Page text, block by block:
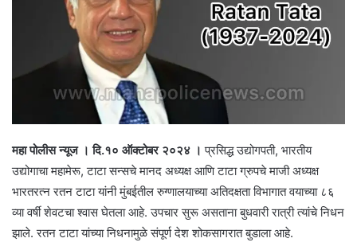
महा पोलीस न्यूज । दि.१० ऑक्टोबर २०२४ । प्रसिद्ध उद्योगपती, भारतीय
उद्योगाचा महामेरू, टाटा सन्सचे मानद अध्यक्ष आणि टाटा ग्रुपचे माजी अध्यक्ष
भारतरत्न रतन टाटा यांनी मुंबईतील रुग्णालयाच्या अतिदक्षता विभागात वयाच्या ८६
व्या वर्षी शेवटचा श्वास घेतला आहे. उपचार सुरू असताना बुधवारी रात्री त्यांचे निधन
झाले. रतन टाटा यांच्या निधनामुळे संपूर्ण देश शोकसागरात बुडाला आहे.